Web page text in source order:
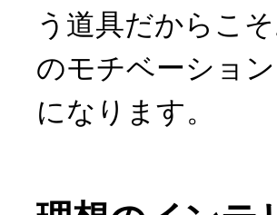
う道具だからこ
のモチベーショ
になります。